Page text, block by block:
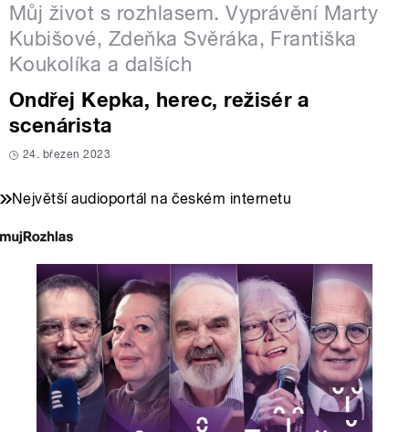
Můj život s rozhlasem. Vyprávění Marty
Kubišové, Zdeňka Svěráka, Františka
Koukolíka a dalších
Ondřej Kepka, herec, režisér a
scenárista
24. březen 2023
Největší audioportál na českém internetu